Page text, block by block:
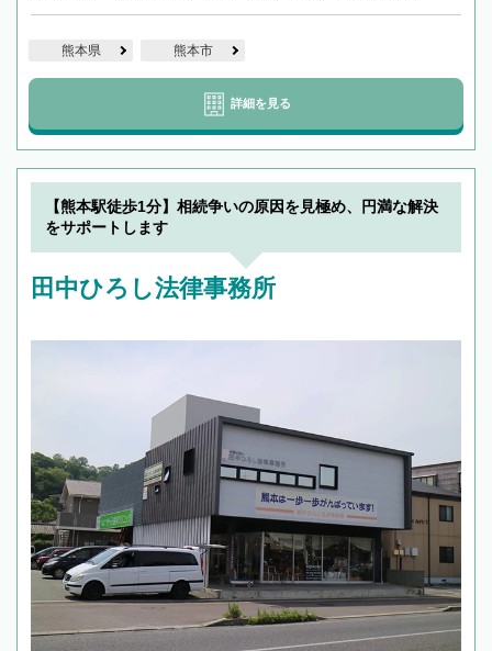
熊本県 熊本市
詳細を見る
【熊本駅徒歩1分】相続争いの原因を見極め、円満な解決
をサポートします
田中ひろし法律事務所